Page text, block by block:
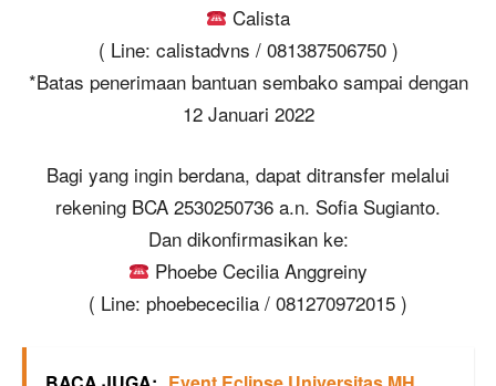
Calista
( Line: calistadvns / 081387506750 )
*Batas penerimaan bantuan sembako sampai dengan
12 Januari 2022
Bagi yang ingin berdana, dapat ditransfer melalui
rekening BCA 2530250736 a.n. Sofia Sugianto.
Dan dikonfirmasikan ke:
Phoebe Cecilia Anggreiny
( Line: phoebececilia / 081270972015 )